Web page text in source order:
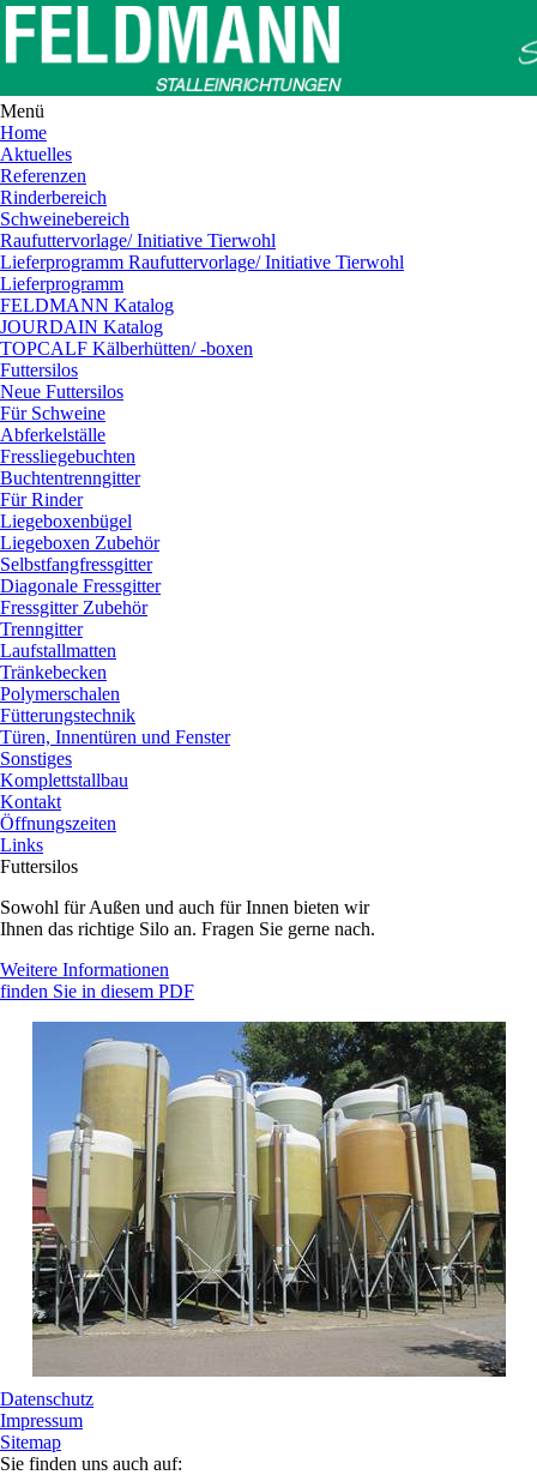
Menü
Home
Aktuelles
Referenzen
Rinderbereich
Schweinebereich
Raufuttervorlage/ Initiative Tierwohl
Lieferprogramm Raufuttervorlage/ Initiative Tierwohl
Lieferprogramm
FELDMANN Katalog
JOURDAIN Katalog
TOPCALF Kälberhütten/ -boxen
Futtersilos
Neue Futtersilos
Für Schweine
Abferkelställe
Fressliegebuchten
Buchtentrenngitter
Für Rinder
Liegeboxenbügel
Liegeboxen Zubehör
Selbstfangfressgitter
Diagonale Fressgitter
Fressgitter Zubehör
Trenngitter
Laufstallmatten
Tränkebecken
Polymerschalen
Fütterungstechnik
Türen, Innentüren und Fenster
Sonstiges
Komplettstallbau
Kontakt
Öffnungszeiten
Links
Futtersilos
Sowohl für Außen und auch für Innen bieten wir
Ihnen das richtige Silo an. Fragen Sie gerne nach.
Weitere Informationen
finden Sie in diesem PDF
Datenschutz
Impressum
Sitemap
Sie finden uns auch auf: